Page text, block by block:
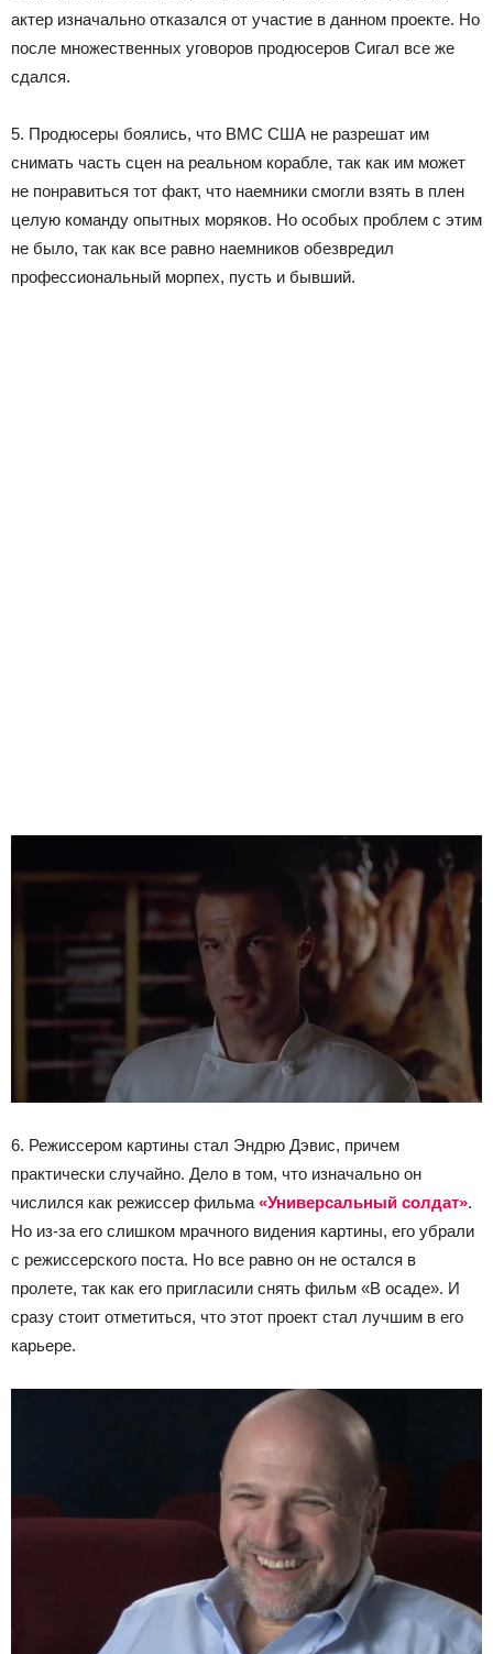
актер изначально отказался от участие в данном проекте. Но
после множественных уговоров продюсеров Сигал все же
сдался.
5. Продюсеры боялись, что ВМС США не разрешат им
снимать часть сцен на реальном корабле, так как им может
не понравиться тот факт, что наемники смогли взять в плен
целую команду опытных моряков. Но особых проблем с этим
не было, так как все равно наемников обезвредил
профессиональный морпех, пусть и бывший.
6. Режиссером картины стал Эндрю Дэвис, причем
практически случайно. Дело в том, что изначально он
числился как режиссер фильма «Универсальный солдат».
Но из-за его слишком мрачного видения картины, его убрали
с режиссерского поста. Но все равно он не остался в
пролете, так как его пригласили снять фильм «В осаде». И
сразу стоит отметиться, что этот проект стал лучшим в его
карьере.